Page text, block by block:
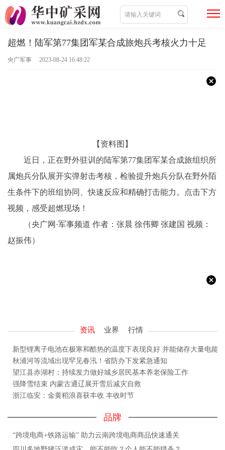
超燃！陆军第77集团军某合成旅炮兵考核火力十足
央广军事 2023-08-24 16:48:22
【资料图】
近日，正在野外驻训的陆军第77集团军某合成旅组织所
属炮兵分队展开实弹射击考核，检验提升炮兵分队在野外陌
生条件下的班组协同、快速反应和精确打击能力。点击下方
视频，感受超燃现场！
（央广网·军事频道 作者：张晨 徐伟卿 张建国 视频：
赵振伟）
资讯 业界 行情
新型锂离子电池在极寒和酷热的温度下表现良好 并能储存大量电能
秋浦河等流域出现罕见春汛！省防办下发紧急通知
望江县赤湖村：持续发力做好城乡居民基本养老保险工作
强降雪结束 内蒙古通辽展开雪后减灾自救
浙江临安：金黄稻浪喜获丰收 丰收时节
品牌
“跨境电商+铁路运输” 助力云南跨境电商商品快速通关